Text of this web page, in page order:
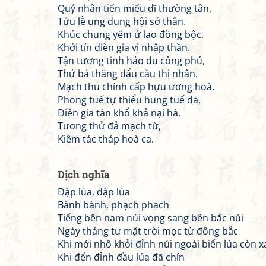
Quý nhân tiến miếu dĩ thường tân,
Tửu lễ ung dung hội sở thân.
Khúc chung yếm ứ lạo đồng bộc,
Khởi tín điền gia vị nhập thần.
Tận tương tinh hảo du công phú,
Thứ bả thăng đẩu cầu thị nhân.
Mạch thu chính cấp hựu ương hoà,
Phong tuế tự thiểu hung tuế đa,
Điền gia tân khổ khả nại hà.
Tương thử đả mạch từ,
Kiêm tác tháp hoà ca.
Dịch nghĩa
Đập lúa, đập lúa
Bành bành, phạch phạch
Tiếng bên nam núi vọng sang bên bắc núi
Ngày tháng tư mặt trời mọc từ đông bắc
Khi mới nhô khỏi đỉnh núi ngoài biển lúa còn
Khi đến đỉnh đầu lúa đã chín